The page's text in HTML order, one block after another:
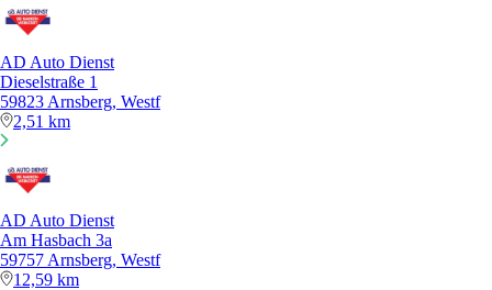
AD Auto Dienst
Dieselstraße 1
59823 Arnsberg, Westf
2,51 km
AD Auto Dienst
Am Hasbach 3a
59757 Arnsberg, Westf
12,59 km